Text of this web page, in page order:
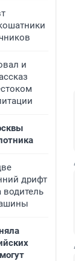
и
дрифт
водитель